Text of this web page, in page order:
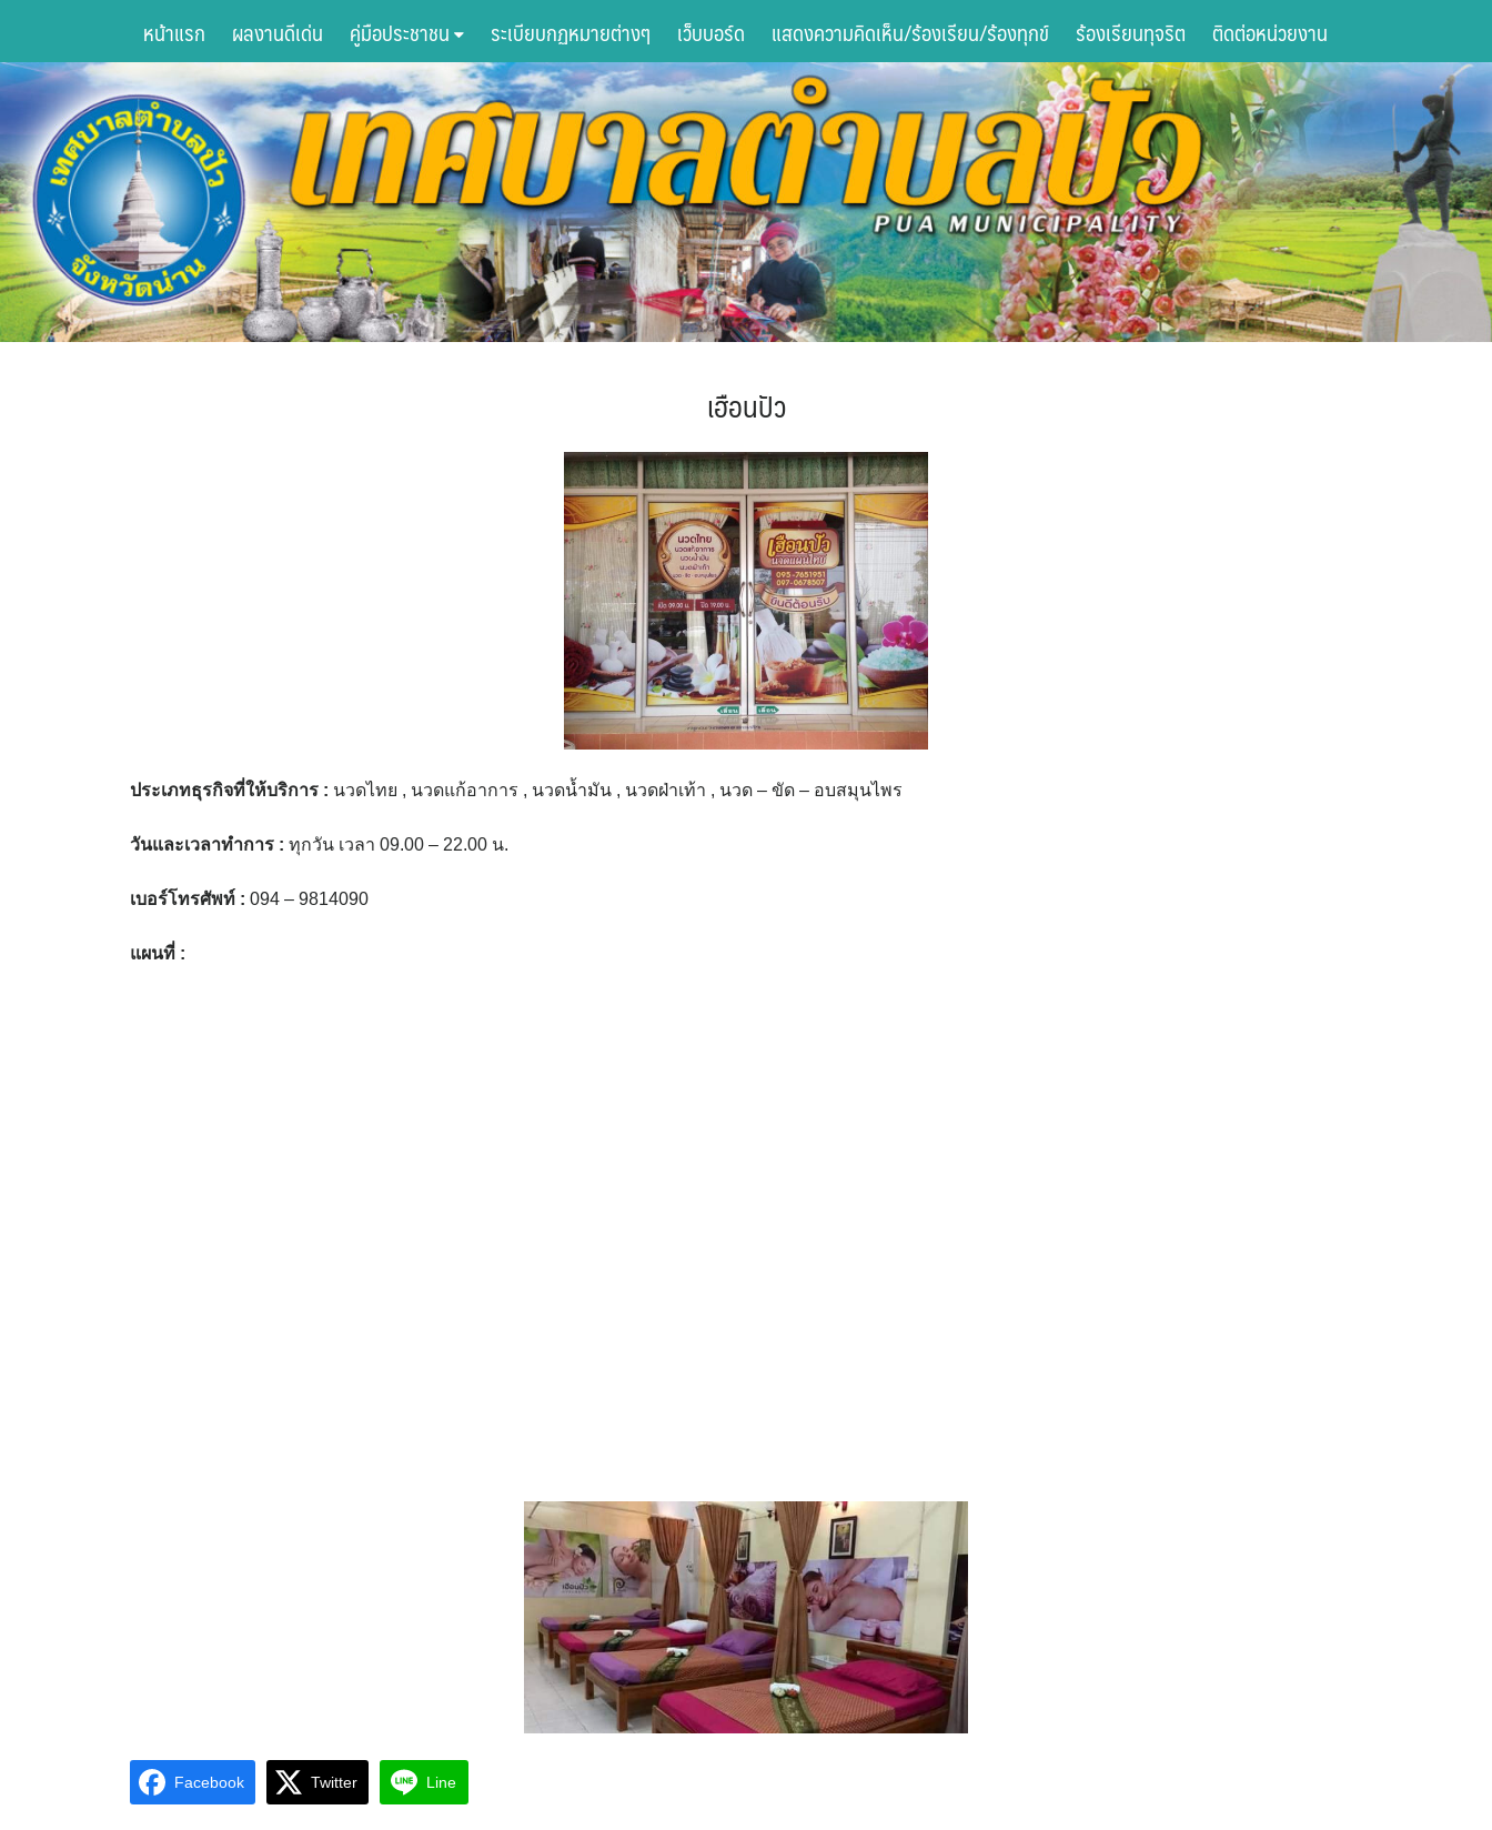
content
หน้าแรก ผลงานดีเด่น คู่มือประชาชน ระเบียบกฏหมายต่างๆ เว็บบอร์ด แสดงความคิดเห็น/ร้องเรียน/ร้องทุกข์ ร้องเรียนทุจริต ติดต่อหน่วยงาน
เฮือนปัว
ประเภทธุรกิจที่ให้บริการ : นวดไทย , นวดแก้อาการ , นวดน้ำมัน , นวดฝ่าเท้า , นวด – ขัด – อบสมุนไพร
วันและเวลาทำการ : ทุกวัน เวลา 09.00 – 22.00 น.
เบอร์โทรศัพท์ : 094 – 9814090
แผนที่ :
Facebook Twitter Line